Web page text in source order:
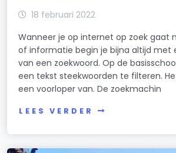
18 februari 2022
Wanneer je op internet op zoek gaat
of informatie begin je bijna altijd met
van een zoekwoord. Op de
een tekst steekwoorden te filteren.
een voorloper van. De zoekmachin
LEES VERDER